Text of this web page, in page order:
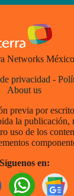
Networks
privacidad -
About us
previa por
la publicación,
uso de los
Síguenos en: